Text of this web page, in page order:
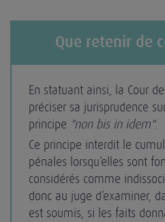
Que retenir de
En statuant ainsi, la Cour
préciser sa jurisprudence
principe "non bis in idem".
Ce principe interdit le
pénales lorsqu’elles sont
considérés comme
donc au juge d’examiner,
est soumis, si les faits